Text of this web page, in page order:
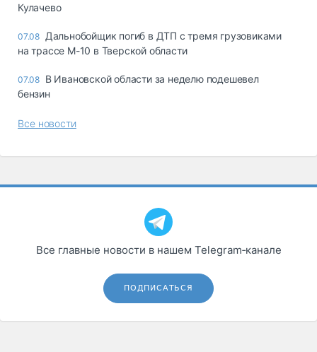
Кулачево
07.08 Дальнобойщик погиб в ДТП с тремя грузовиками
на трассе М-10 в Тверской области
07.08 В Ивановской области за неделю подешевел
бензин
Все новости
Все главные новости в нашем Telegram‑канале
ПОДПИСАТЬСЯ